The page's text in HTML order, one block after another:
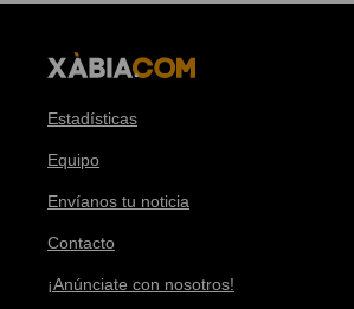
Estadísticas
Equipo
Envíanos tu noticia
Contacto
¡Anúnciate con nosotros!